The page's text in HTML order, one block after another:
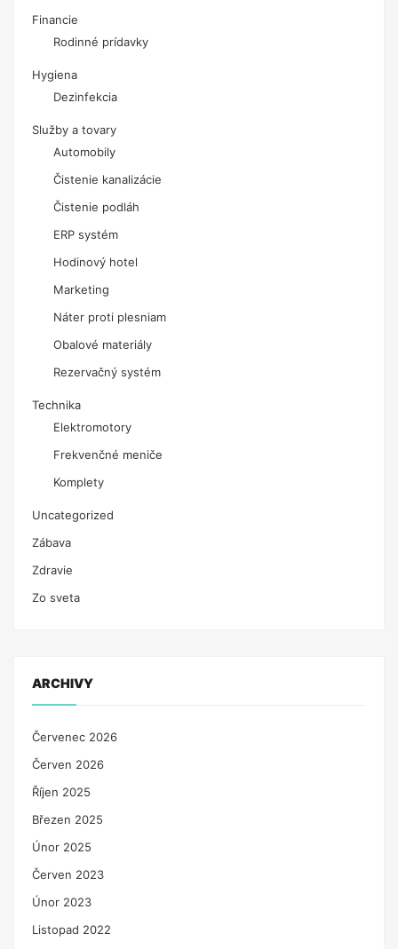
Financie
Rodinné prídavky
Hygiena
Dezinfekcia
Služby a tovary
Automobily
Čistenie kanalizácie
Čistenie podláh
ERP systém
Hodinový hotel
Marketing
Náter proti plesniam
Obalové materiály
Rezervačný systém
Technika
Elektromotory
Frekvenčné meniče
Komplety
Uncategorized
Zábava
Zdravie
Zo sveta
ARCHIVY
Červenec 2026
Červen 2026
Říjen 2025
Březen 2025
Únor 2025
Červen 2023
Únor 2023
Listopad 2022